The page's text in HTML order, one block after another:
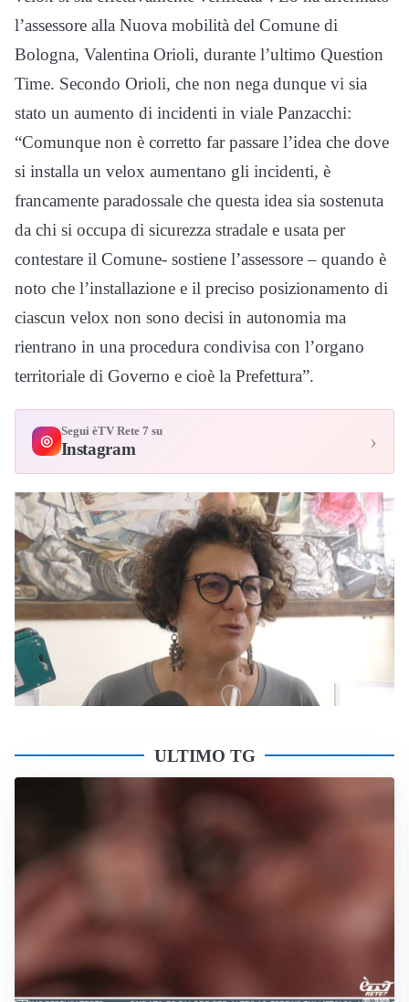
l’assessore alla Nuova mobilità del Comune di
Bologna, Valentina Orioli, durante l’ultimo Question
Time. Secondo Orioli, che non nega dunque vi sia
stato un aumento di incidenti in viale Panzacchi:
“Comunque non è corretto far passare l’idea che dove
si installa un velox aumentano gli incidenti, è
francamente paradossale che questa idea sia sostenuta
da chi si occupa di sicurezza stradale e usata per
contestare il Comune- sostiene l’assessore – quando è
noto che l’installazione e il preciso posizionamento di
ciascun velox non sono decisi in autonomia ma
rientrano in una procedura condivisa con l’organo
territoriale di Governo e cioè la Prefettura”.
◎
Segui èTV Rete 7 su
Instagram ›
ULTIMO TG